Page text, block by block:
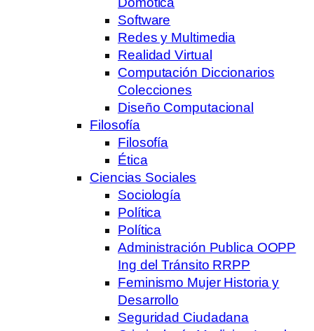
Software
Redes y Multimedia
Realidad Virtual
Computación Diccionarios
Colecciones
Diseño Computacional
Filosofía
Filosofía
Ética
Ciencias Sociales
Sociología
Política
Política
Administración Publica OOPP
Ing del Tránsito RRPP
Feminismo Mujer Historia y
Desarrollo
Seguridad Ciudadana